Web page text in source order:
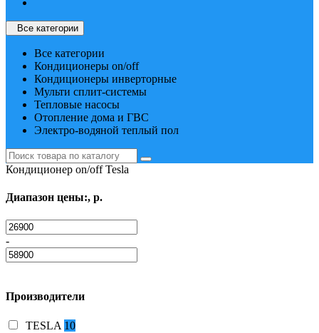
Все категории
Все категории
Кондиционеры on/off
Кондиционеры инверторные
Мульти сплит-системы
Тепловые насосы
Отопление дома и ГВС
Электро-водяной теплый пол
Кондиционер on/off Tesla
Диапазон цены:, р.
-
Производители
TESLA 10